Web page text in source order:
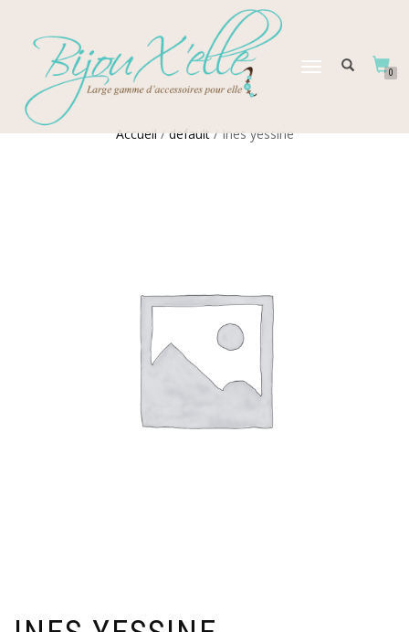
DÉPLIER
0
Accueil/default/ Ines yessine